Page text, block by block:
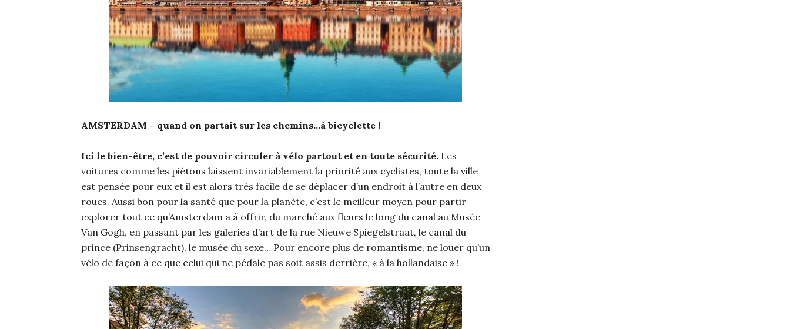
AMSTERDAM – quand on partait sur les chemins…à bicyclette !
Ici le bien-être, c’est de pouvoir circuler à vélo partout et en toute sécurité. Les
voitures comme les piétons laissent invariablement la priorité aux cyclistes, toute la ville
est pensée pour eux et il est alors très facile de se déplacer d’un endroit à l’autre en deux
roues. Aussi bon pour la santé que pour la planète, c’est le meilleur moyen pour partir
explorer tout ce qu’Amsterdam a à offrir, du marché aux fleurs le long du canal au Musée
Van Gogh, en passant par les galeries d’art de la rue Nieuwe Spiegelstraat, le canal du
prince (Prinsengracht), le musée du sexe… Pour encore plus de romantisme, ne louer qu’un
vélo de façon à ce que celui qui ne pédale pas soit assis derrière, « à la hollandaise » !